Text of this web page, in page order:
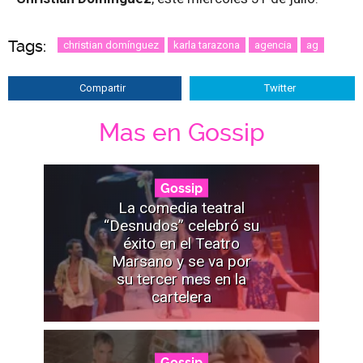
Tags: christian domínguez karla tarazona agencia ag
Compartir Twitter
Mas en Gossip
Gossip
La comedia teatral
“Desnudos” celebró su
éxito en el Teatro
Marsano y se va por
su tercer mes en la
cartelera